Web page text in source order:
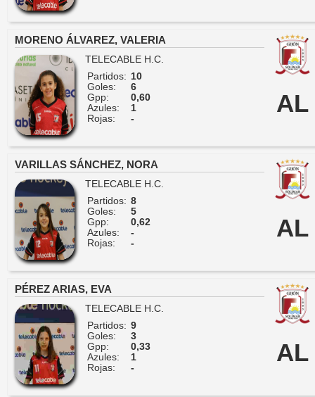
MORENO ÁLVAREZ, VALERIA
TELECABLE H.C.
Partidos: 10
Goles:
6
Gpp:
0,60
Azules:
1
Rojas:
-
AL
VARILLAS SÁNCHEZ, NORA
TELECABLE H.C.
Partidos: 8
Goles:
5
Gpp:
0,62
Azules:
-
Rojas:
-
AL
PÉREZ ARIAS, EVA
TELECABLE H.C.
Partidos: 9
Goles:
3
Gpp:
0,33
Azules:
1
Rojas:
-
AL